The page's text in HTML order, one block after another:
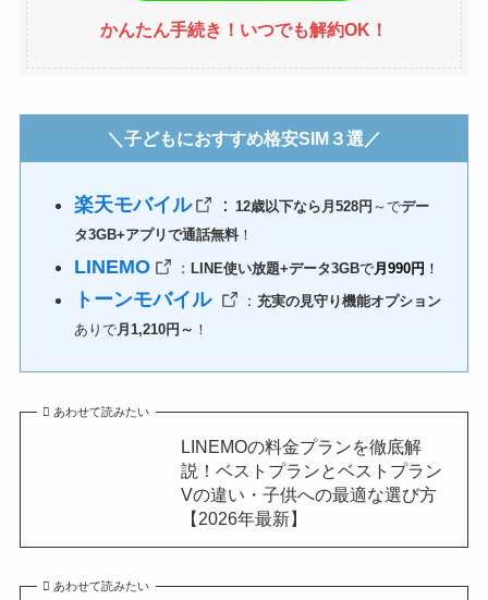
かんたん手続き！いつでも解約OK！
＼子どもにおすすめ格安SIM３選／
楽天モバイル ： 12歳以下なら月528円 ～でデー
タ3GB+アプリで通話無料！
LINEMO ： LINE使い放題+データ3GBで月990円 ！
トーンモバイル ： 充実の見守り機能オプション
ありで月1,210円～ ！
あわせて読みたい
LINEMOの料金プランを徹底解
説！ベストプランとベストプラン
Vの違い・子供への最適な選び方
【2026年最新】
あわせて読みたい